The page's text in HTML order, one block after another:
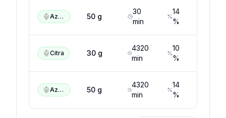
Azacca 50 g
30
min
14
%
Citra 30 g
4320
min
10
%
Azacca 50 g
4320
min
14
%